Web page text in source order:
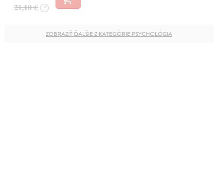
21,10 € ?
ZOBRAZIŤ ĎALŠIE Z KATEGÓRIE PSYCHOLÓGIA